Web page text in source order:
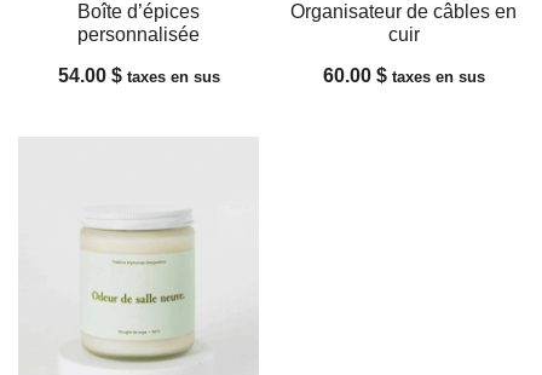
Boîte d’épices
personnalisée
54.00 $ taxes en sus
Organisateur de câbles en
cuir
60.00 $ taxes en sus